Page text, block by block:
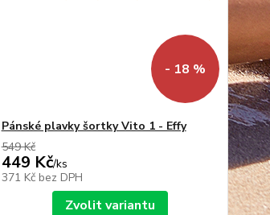
- 18 %
Pánské plavky šortky Vito 1 - Effy
549 Kč
449 Kč/ks
371 Kč bez DPH
Zvolit variantu